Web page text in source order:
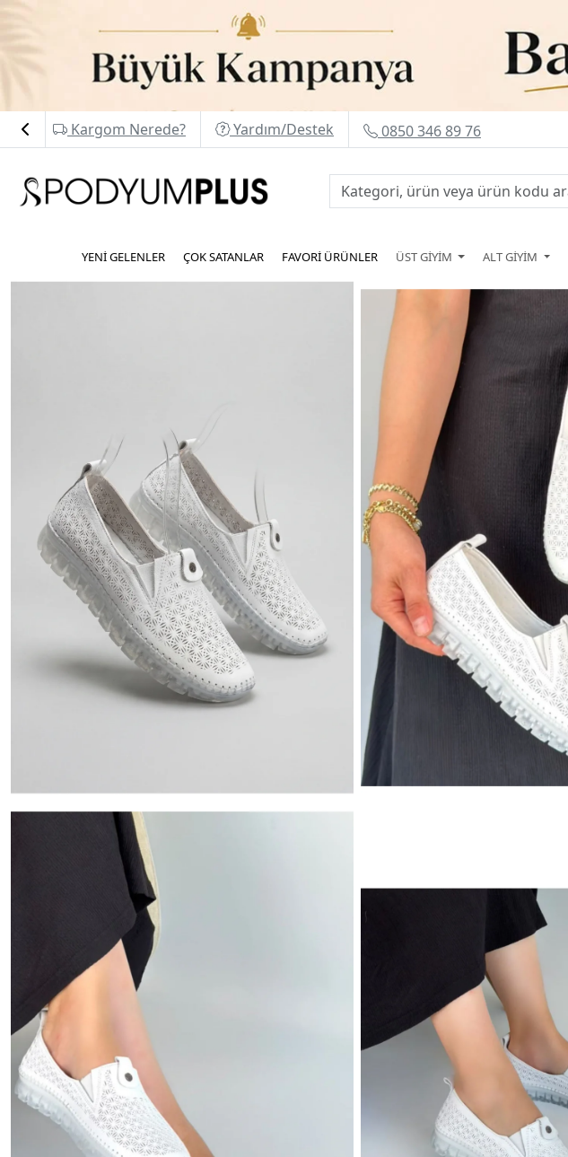
Kargom Nerede? Yardım/Destek 0850 346 89 76
YENİ GELENLER ÇOK SATANLAR FAVORİ ÜRÜNLER ÜST GİYİM ALT GİYİM